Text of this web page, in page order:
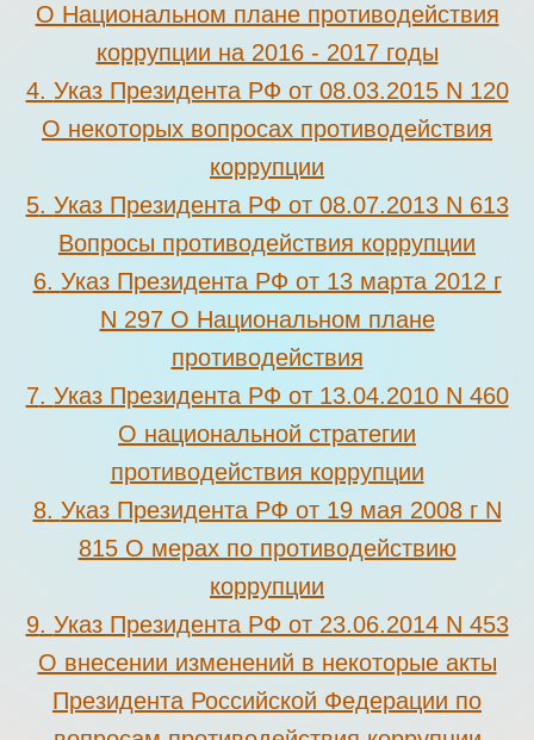
О Национальном плане противодействия
коррупции на 2016 - 2017 годы
4. Указ Президента РФ от 08.03.2015 N 120
О некоторых вопросах противодействия
коррупции
5. Указ Президента РФ от 08.07.2013 N 613
Вопросы противодействия коррупции
6. Указ Президента РФ от 13 марта 2012 г
N 297 О Национальном плане
противодействия
7. Указ Президента РФ от 13.04.2010 N 460
О национальной стратегии
противодействия коррупции
8. Указ Президента РФ от 19 мая 2008 г N
815 О мерах по противодействию
коррупции
9. Указ Президента РФ от 23.06.2014 N 453
О внесении изменений в некоторые акты
Президента Российской Федерации по